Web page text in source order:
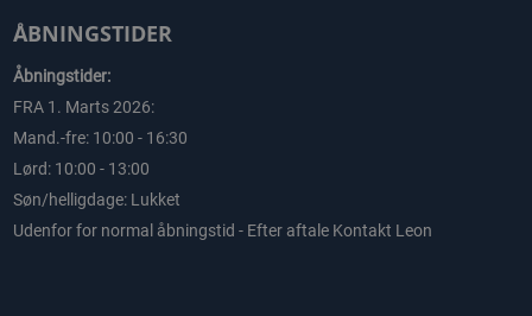
ÅBNINGSTIDER
Åbningstider:
FRA 1. Marts 2026:
Mand.-fre: 10:00 - 16:30
Lørd: 10:00 - 13:00
Søn/helligdage: Lukket
Udenfor for normal åbningstid - Efter aftale Kontakt Leon